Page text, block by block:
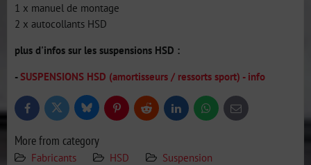
1 x manuel de montage
2 x autocollants HSD
plus d'infos sur les suspensions HSD :
- SUSPENSIONS HSD (amortisseurs / ressorts sport) - info
FacebookTwitter BlueskyPinterestReddit LinkedInWhatsApp
E-
mail
More from category
Fabricants HSD
Suspension